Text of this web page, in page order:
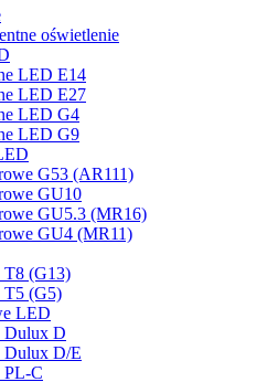
oświetlenie
LED E14
LED E27
LED G4
LED G9
G53 (AR111)
GU10
GU5.3 (MR16)
GU4 (MR11)
(G13)
(G5)
LED
Dulux D
D/E
C